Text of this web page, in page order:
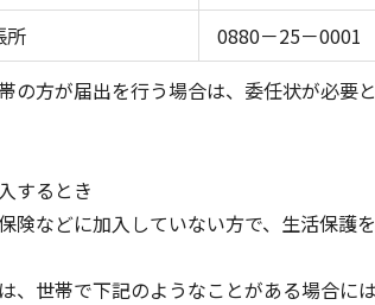
所
0880－25－0001
方が届出を行う場合は、委任状が必要
するとき
険などに加入していない方で、生活保護
、世帯で下記のようなことがある場合に